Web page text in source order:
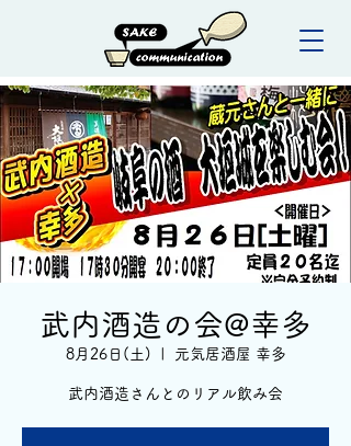
武内酒造の会@幸多
8月26日(土) 元気居酒屋 幸多
武内酒造さんとのリアル飲み会